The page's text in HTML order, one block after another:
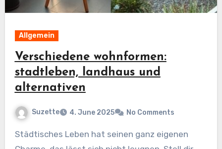
Allgemein
Verschiedene wohnformen:
stadtleben, landhaus und
alternativen
Suzette 4. June 2025 No Comments
Städtisches Leben hat seinen ganz eigenen